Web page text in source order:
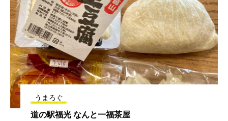
うまろぐ
道の駅福光 なんと一福茶屋